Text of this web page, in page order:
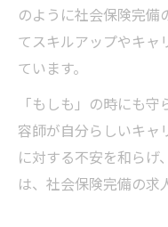
のように社会保険完備
てスキルアップやキャ
ています。
「もしも」の時にも
容師が自分らしいキャ
に対する不安を和らげ
は、社会保険完備の求